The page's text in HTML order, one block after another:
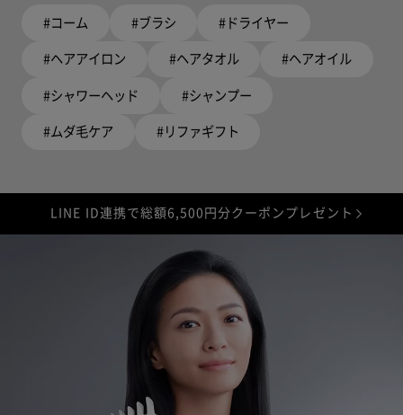
#コーム #ブラシ #ドライヤー
#ヘアアイロン #ヘアタオル #ヘアオイル
#シャワーヘッド #シャンプー
#ムダ毛ケア #リファギフト
LINE ID連携で総額6,500円分クーポンプレゼント